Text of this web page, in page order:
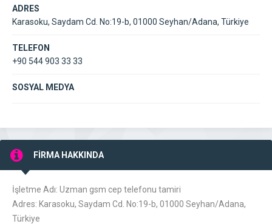
ADRES
Karasoku, Saydam Cd. No:19-b, 01000 Seyhan/Adana, Türkiye
TELEFON
+90 544 903 33 33
SOSYAL MEDYA
FİRMA HAKKINDA
İşletme Adı: Uzman gsm cep telefonu tamiri
Adres: Karasoku, Saydam Cd. No:19-b, 01000 Seyhan/Adana,
Türkiye